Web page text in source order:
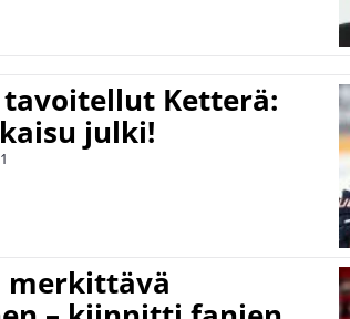
Ketterä:
julki!
merkittävä